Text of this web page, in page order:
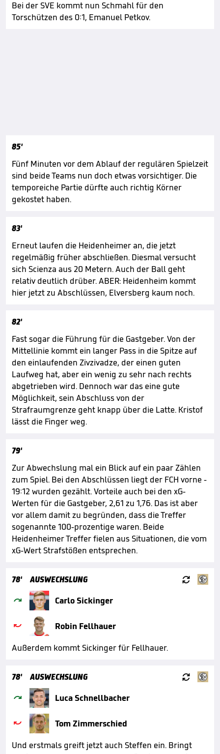
Bei der SVE kommt nun Schmahl für den
Torschützen des 0:1, Emanuel Petkov.
85'
Fünf Minuten vor dem Ablauf der regulären Spielzeit
sind beide Teams nun doch etwas vorsichtiger. Die
temporeiche Partie dürfte auch richtig Körner
gekostet haben.
83'
Erneut laufen die Heidenheimer an, die jetzt
regelmäßig früher abschließen. Diesmal versucht
sich Scienza aus 20 Metern. Auch der Ball geht
relativ deutlich drüber. ABER: Heidenheim kommt
hier jetzt zu Abschlüssen, Elversberg kaum noch.
82'
Fast sogar die Führung für die Gastgeber. Von der
Mittellinie kommt ein langer Pass in die Spitze auf
den einlaufenden Zivzivadze, der einen guten
Laufweg hat, aber ein wenig zu sehr nach rechts
abgetrieben wird. Dennoch war das eine gute
Möglichkeit, sein Abschluss von der
Strafraumgrenze geht knapp über die Latte. Kristof
lässt die Finger weg.
79'
Zur Abwechslung mal ein Blick auf ein paar Zählen
zum Spiel. Bei den Abschlüssen liegt der FCH vorne -
19:12 wurden gezählt. Vorteile auch bei den xG-
Werten für die Gastgeber, 2,61 zu 1,76. Das ist aber
vor allem damit zu begründen, dass die Treffer
sogenannte 100-prozentige waren. Beide
Heidenheimer Treffer fielen aus Situationen, die vom
xG-Wert Strafstößen entsprechen.
78' AUSWECHSLUNG 
 Carlo Sickinger

Robin Fellhauer
Außerdem kommt Sickinger für Fellhauer.
78' AUSWECHSLUNG 
 Luca Schnellbacher

Tom Zimmerschied
Und erstmals greift jetzt auch Steffen ein. Bringt